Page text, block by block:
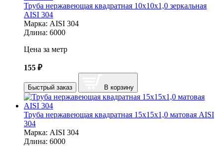
Труба нержавеющая квадратная 10х10х1,0 зеркальная
AISI 304
Марка: AISI 304
Длина: 6000
Цена за метр
155 ₽
Быстрый заказ В корзину
Труба нержавеющая квадратная 15х15х1,0 матовая AISI
304
Марка: AISI 304
Длина: 6000